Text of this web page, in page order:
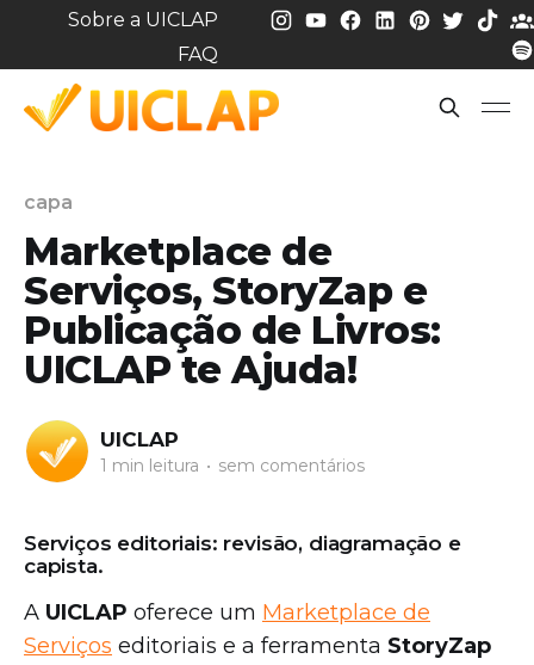
Sobre a UICLAP
FAQ
capa
Marketplace de
Serviços, StoryZap e
Publicação de Livros:
UICLAP te Ajuda!
UICLAP
1 min leitura • sem comentários
Serviços editoriais: revisão, diagramação e
capista.
A UICLAP oferece um Marketplace de
Serviços editoriais e a ferramenta StoryZap